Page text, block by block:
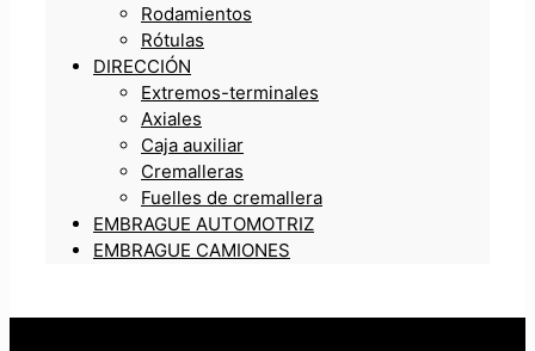
Rodamientos
Rótulas
DIRECCIÓN
Extremos-terminales
Axiales
Caja auxiliar
Cremalleras
Fuelles de cremallera
EMBRAGUE AUTOMOTRIZ
EMBRAGUE CAMIONES